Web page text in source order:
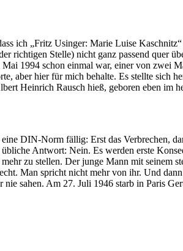
ich „Fritz Usinger: Marie Luise
richtigen Stelle) nicht ganz passend quer
1994 schon einmal war, einer von zwei
aber hier für mich behalte. Es stellte sich
Heinrich Rausch hieß, geboren eben im
DIN-Norm fällig: Erst das Verbrechen,
Antwort: Nein. Es werden erste
zu stellen. Der junge Mann mit seinem
Man spricht nicht mehr von ihr. Und
sahen. Am 27. Juli 1946 starb in Paris